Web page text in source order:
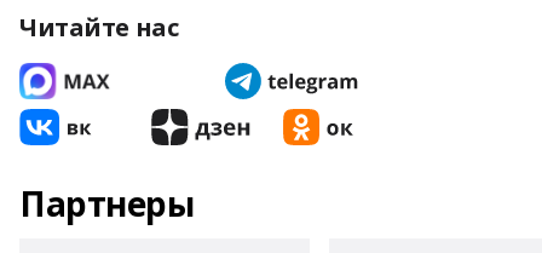
Читайте нас
Партнеры